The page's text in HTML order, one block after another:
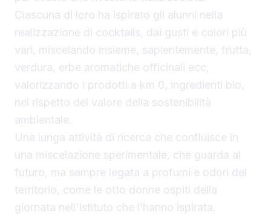
Ciascuna di loro ha ispirato gli alunni nella
realizzazione di cocktails, dai gusti e colori più
vari, miscelando insieme, sapientemente, frutta,
verdura, erbe aromatiche officinali ecc,
valorizzando i prodotti a km 0, ingredienti bio,
nel rispetto del valore della sostenibilità
ambientale.
Una lunga attività di ricerca che confluisce in
una miscelazione sperimentale, che guarda al
futuro, ma sempre legata a profumi e odori del
territorio, come le otto donne ospiti della
giornata nell'istituto che l’hanno ispirata.